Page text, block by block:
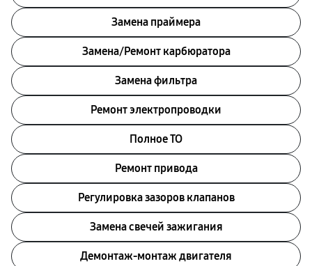
Замена праймера
Замена/Pемонт карбюратора
Замена фильтра
Ремонт электропроводки
Полное ТО
Ремонт привода
Регулировка зазоров клапанов
Замена свечей зажигания
Демонтаж-монтаж двигателя